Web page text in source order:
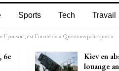
Sports Tech Travail
l’pouvoir, est l’invité de « Questions politiques »
6e
Kiev en
louange